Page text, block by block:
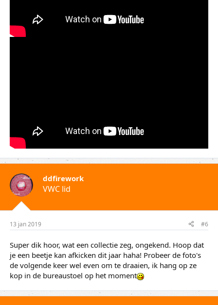
ddfirework
VWC lid
13 jan 2019 #6
Super dik hoor, wat een collectie zeg, ongekend. Hoop dat
je een beetje kan afkicken dit jaar haha! Probeer de foto's
de volgende keer wel even om te draaien, ik hang op ze
kop in de bureaustoel op het moment